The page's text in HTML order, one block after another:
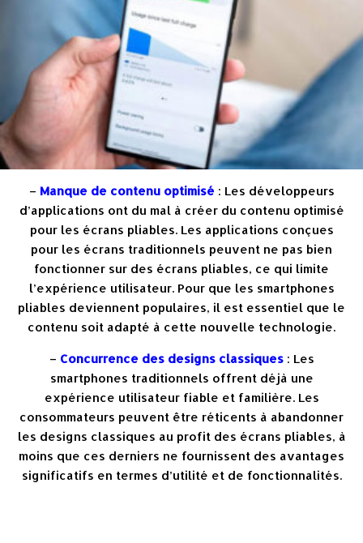
– Manque de contenu optimisé : Les développeurs
d’applications ont du mal à créer du contenu optimisé
pour les écrans pliables. Les applications conçues
pour les écrans traditionnels peuvent ne pas bien
fonctionner sur des écrans pliables, ce qui limite
l’expérience utilisateur. Pour que les smartphones
pliables deviennent populaires, il est essentiel que le
contenu soit adapté à cette nouvelle technologie.
– Concurrence des designs classiques: Les
smartphones traditionnels offrent déjà une
expérience utilisateur fiable et familière. Les
consommateurs peuvent être réticents à abandonner
les designs classiques au profit des écrans pliables, à
moins que ces derniers ne fournissent des avantages
significatifs en termes d’utilité et de fonctionnalités.